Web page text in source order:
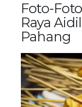
Foto-
Raya
Pahang